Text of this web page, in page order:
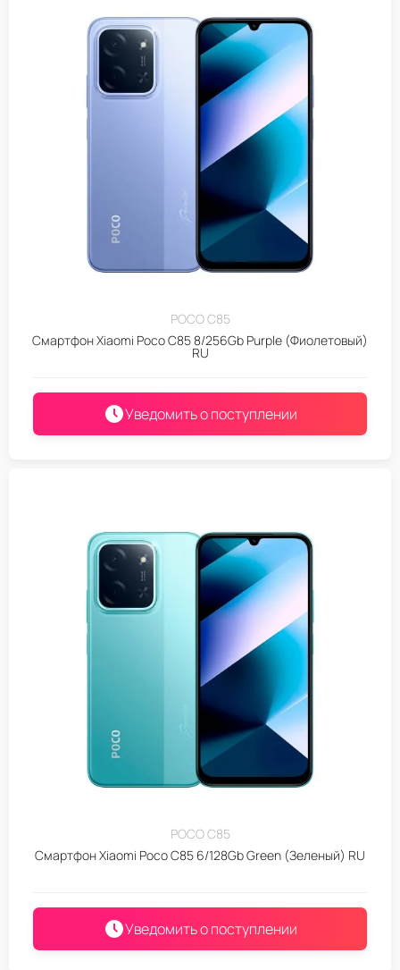
POCO C85
Смартфон Xiaomi Poco C85 8/256Gb Purple (Фиолетовый)
RU
Уведомить о поступлении
POCO C85
Смартфон Xiaomi Poco C85 6/128Gb Green (Зеленый) RU
Уведомить о поступлении